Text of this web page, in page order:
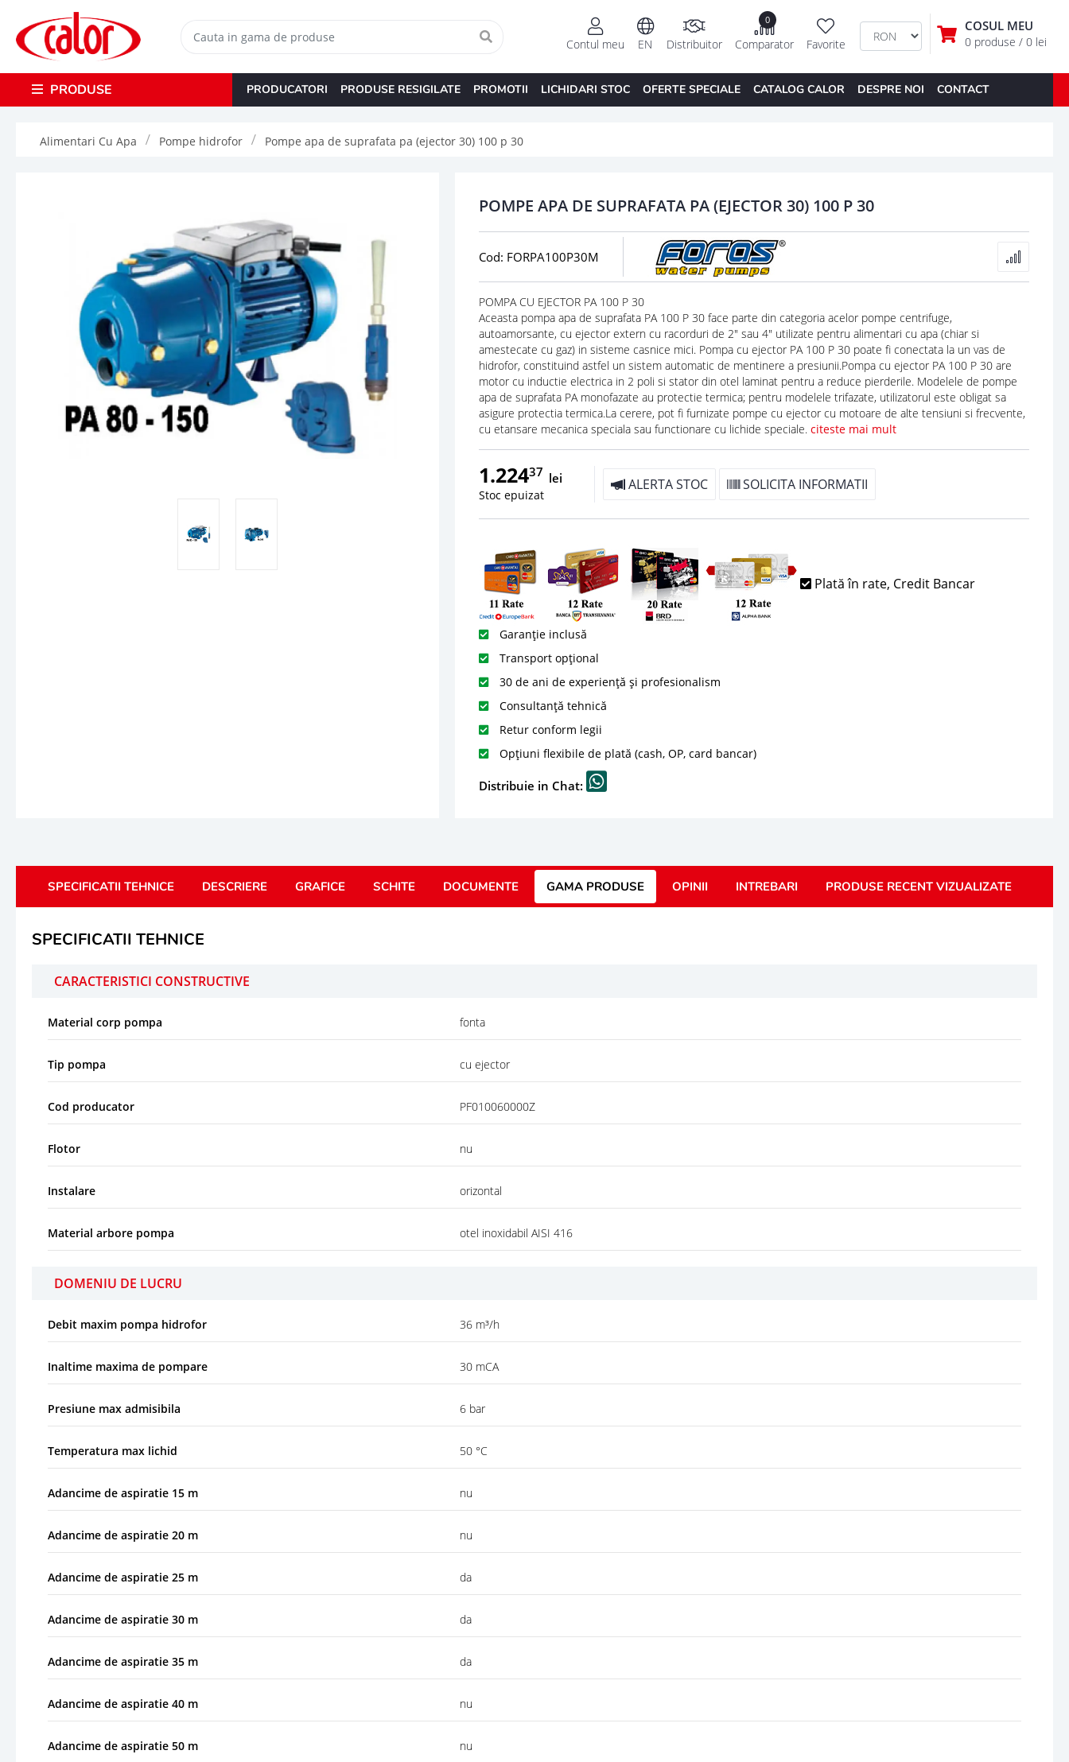
COSUL MEU
0 produse / 0 lei
Favorite
0
Comparator
Distribuitor
EN
Contul meu
PRODUSE PRODUCATORI PRODUSE RESIGILATE PROMOTII LICHIDARI STOC OFERTE SPECIALE CATALOG CALOR DESPRE NOI CONTACT
Alimentari Cu Apa Pompe hidrofor Pompe apa de suprafata pa (ejector 30) 100 p 30
POMPE APA DE SUPRAFATA PA (EJECTOR 30) 100 P 30
Cod: FORPA100P30M
POMPA CU EJECTOR PA 100 P 30
Aceasta pompa apa de suprafata PA 100 P 30 face parte din categoria acelor pompe centrifuge,
autoamorsante, cu ejector extern cu racorduri de 2" sau 4" utilizate pentru alimentari cu apa (chiar si
amestecate cu gaz) in sisteme casnice mici. Pompa cu ejector PA 100 P 30 poate fi conectata la un vas de
hidrofor, constituind astfel un sistem automatic de mentinere a presiunii.Pompa cu ejector PA 100 P 30 are
motor cu inductie electrica in 2 poli si stator din otel laminat pentru a reduce pierderile. Modelele de pompe
apa de suprafata PA monofazate au protectie termica; pentru modelele trifazate, utilizatorul este obligat sa
asigure protectia termica.La cerere, pot fi furnizate pompe cu ejector cu motoare de alte tensiuni si frecvente,
cu etansare mecanica speciala sau functionare cu lichide speciale. citeste mai mult
1.22437 lei
Stoc epuizat
ALERTA STOC SOLICITA INFORMATII
Plată în rate, Credit Bancar
Garanție inclusă
Transport opțional
30 de ani de experiență și profesionalism
Consultanță tehnică
Retur conform legii
Opțiuni flexibile de plată (cash, OP, card bancar)
Distribuie in Chat:
SPECIFICATII TEHNICE DESCRIERE GRAFICE SCHITE DOCUMENTE GAMA PRODUSE OPINII INTREBARI PRODUSE RECENT VIZUALIZATE
SPECIFICATII TEHNICE
CARACTERISTICI CONSTRUCTIVE
Material corp pompa fonta
Tip pompa cu ejector
Cod producator PF010060000Z
Flotor nu
Instalare orizontal
Material arbore pompa otel inoxidabil AISI 416
DOMENIU DE LUCRU
Debit maxim pompa hidrofor 36 m³/h
Inaltime maxima de pompare 30 mCA
Presiune max admisibila 6 bar
Temperatura max lichid 50 °C
Adancime de aspiratie 15 m nu
Adancime de aspiratie 20 m nu
Adancime de aspiratie 25 m da
Adancime de aspiratie 30 m da
Adancime de aspiratie 35 m da
Adancime de aspiratie 40 m nu
Adancime de aspiratie 50 m nu